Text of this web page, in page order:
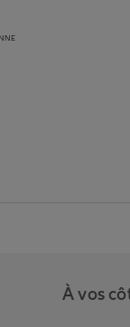
Allianzde Allianz
page Instagram de
À vos